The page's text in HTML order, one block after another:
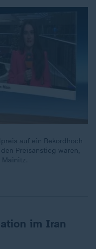
auf ein Rekordhoch
Preisanstieg waren,
Mainitz.
im Iran